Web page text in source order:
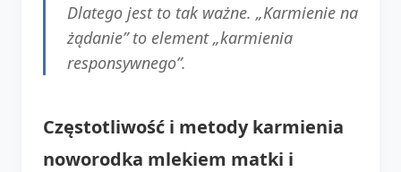
Dlatego jest to tak ważne. „Karmienie na
żądanie” to element „karmienia
responsywnego”.
Częstotliwość i metody karmienia
noworodka mlekiem matki i